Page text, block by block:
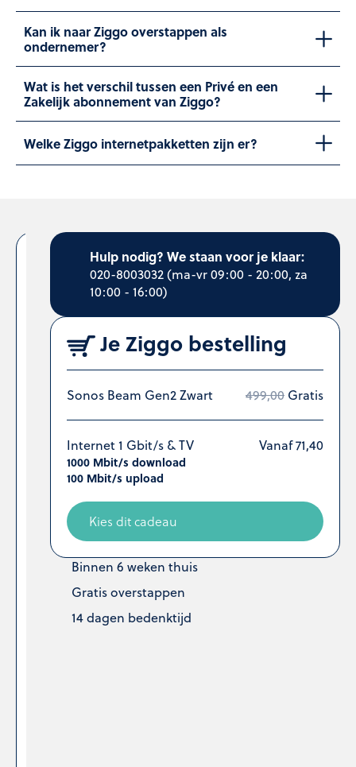
Kan ik naar Ziggo overstappen als
ondernemer?
Wat is het verschil tussen een Privé en een
Zakelijk abonnement van Ziggo?
Welke Ziggo internetpakketten zijn er?
Sonos
Beam
Gen2
Zwart
Internet
Gbit/s
Jaar
Hulp nodig? We staan voor je klaar:
020-8003032(ma-vr 09:00 - 20:00, za
10:00 - 16:00)
Je Ziggo bestelling
Sonos Beam Gen2 Zwart 499,00 Gratis
Internet 1 Gbit/s & TV
1000 Mbit/s download
100 Mbit/s upload
Vanaf 71,40
Kies dit cadeau
Binnen 6 weken thuis
Gratis overstappen
14 dagen bedenktijd